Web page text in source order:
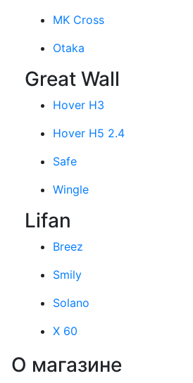
MK Cross
Otaka
Great Wall
Hover H3
Hover H5 2.4
Safe
Wingle
Lifan
Breez
Smily
Solano
X 60
О магазине